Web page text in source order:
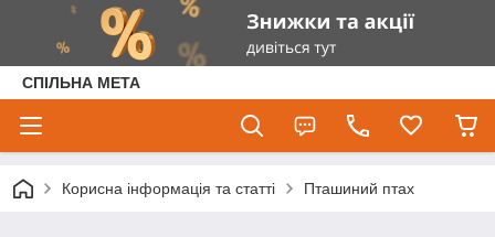
СПІЛЬНА МЕТА
Корисна інформація та статті Пташиний птах